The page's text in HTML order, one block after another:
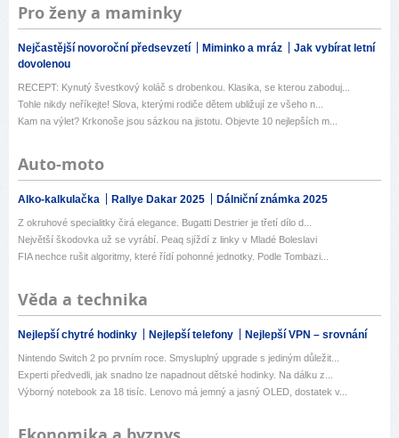
Pro ženy a maminky
Nejčastější novoroční předsevzetí Miminko a mráz
Jak vybírat letní
dovolenou
RECEPT: Kynutý švestkový koláč s drobenkou. Klasika, se kterou zaboduj...
Tohle nikdy neříkejte! Slova, kterými rodiče dětem ubližují ze všeho n...
Kam na výlet? Krkonoše jsou sázkou na jistotu. Objevte 10 nejlepších m...
Auto-moto
Alko-kalkulačka Rallye Dakar 2025 Dálniční známka 2025
Z okruhové specialitky čirá elegance. Bugatti Destrier je třetí dílo d...
Největší škodovka už se vyrábí. Peaq sjíždí z linky v Mladé Boleslavi
FIA nechce rušit algoritmy, které řídí pohonné jednotky. Podle Tombazi...
Věda a technika
Nejlepší chytré hodinky Nejlepší telefony Nejlepší VPN – srovnání
Nintendo Switch 2 po prvním roce. Smysluplný upgrade s jediným důležit...
Experti předvedli, jak snadno lze napadnout dětské hodinky. Na dálku z...
Výborný notebook za 18 tisíc. Lenovo má jemný a jasný OLED, dostatek v...